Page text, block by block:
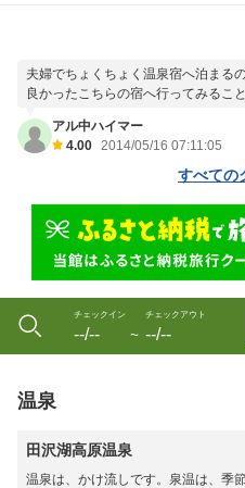
夫婦でちょくちょく温泉宿へ泊まる
良かったこちらの宿へ行ってみるこ
アル中ハイマー
4.00 2014/05/16 07:11:05
すべての
チェックイン
--/-- 〜
チェックアウト
--/--
温泉
田沢湖高原温泉
温泉は、かけ流しです。泉温は、季